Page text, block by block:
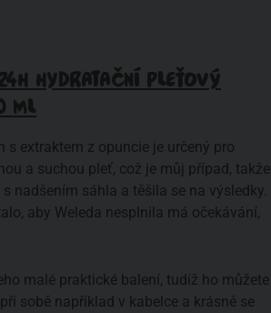
HYDRATAČNÍ PLEŤOVÝ
ML
s extraktem z opuncie je určený pro
a suchou pleť, což je můj případ, takže
nadšením sáhla a těšila se na výsledky.
aby Weleda nesplnila má očekávání,
malé praktické balení, tudíž ho můžete
sobě například v kabelce a krásně se